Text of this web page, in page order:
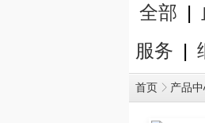
全部 |
服务 |
首页 产品